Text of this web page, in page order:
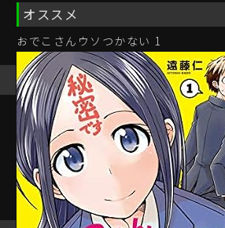
オススメ
おでこさんウソつかない 1